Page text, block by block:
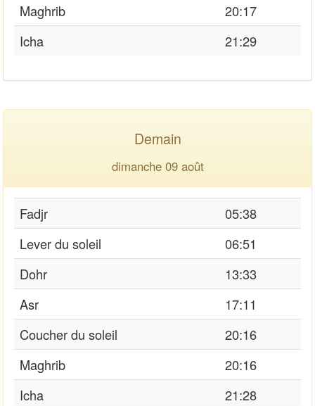
Maghrib
20:17
Icha
21:29
Demain
dimanche 09 août
Fadjr
05:38
Lever du soleil
06:51
Dohr
13:33
Asr
17:11
Coucher du soleil
20:16
Maghrib
20:16
Icha
21:28